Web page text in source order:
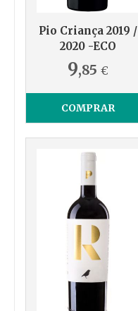
Pio Criança 2019 /
2020 -ECO
9,85 €
COMPRAR